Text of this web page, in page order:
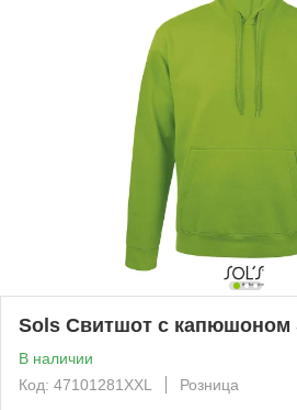
Sols Свитшот с капюшоном
В наличии
Код: 47101281XXL
Розница